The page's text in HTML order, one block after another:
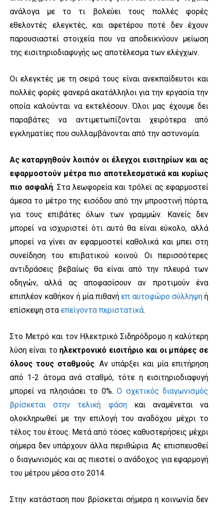
ανάλογα με το τι βολεύει τους πολλές φορές
εθελοντές ελεγκτές, και αφετέρου ποτέ δεν έχουν
παρουσιαστεί στοιχεία που να αποδεικνύουν μείωση
της εισιτηριοδιαφυγής ως αποτέλεσμα των ελέγχων.
Οι ελεγκτές με τη σειρά τους είναι ανεκπαίδευτοι και
πολλές φορές φανερά ακατάλληλοι για την εργασία την
οποία καλούνται να εκτελέσουν. Όλοι μας έχουμε δει
παραβάτες να αντιμετωπίζονται χειρότερα από
εγκληματίες που συλλαμβάνονται από την αστυνομία.
Ας καταργηθούν λοιπόν οι έλεγχοι εισιτηρίων και ας
εφαρμοστούν μέτρα πιο αποτελεσματικά και κυρίως
πιο ασφαλή. Στα λεωφορεία και τρόλεϊ ας εφαρμοστεί
άμεσα το μέτρο της εισόδου από την μπροστινή πόρτα,
για τους επιβάτες όλων των γραμμών. Κανείς δεν
μπορεί να ισχυριστεί ότι αυτό θα είναι εύκολο, αλλά
μπορεί να γίνει αν εφαρμοστεί καθολικά και μπει στη
συνείδηση του επιβατικού κοινού. Οι περισσότερες
αντιδράσεις βεβαίως θα είναι από την πλευρά των
οδηγών, αλλά ας αποφασίσουν αν προτιμούν ένα
επιπλέον καθήκον ή μία πιθανήεπ αυτοφώρο σύλληψηή
επίσκεψη σταεπείγοντα περιστατικά.
Στο Μετρό και τον Ηλεκτρικό Σιδηρόδρομο η καλύτερη
λύση είναι το ηλεκτρονικό εισιτήριο και οι μπάρες σε
όλους τους σταθμούς. Αν υπάρξει και μία επιτήρηση
από 1-2 άτομα ανά σταθμό, τότε η εισιτηριοδιαφυγή
μπορεί να πλησιάσει το 0%.Ο σχετικός διαγωνισμός
βρίσκεται στην τελική φάσηκαι αναμένεται να
ολοκληρωθεί με την επιλογή του αναδόχου μέχρι το
τέλος του έτους. Μετά από τόσες καθυστερήσεις μέχρι
σήμερα δεν υπάρχουν άλλα περιθώρια. Ας επισπευσθεί
ο διαγωνισμός και ας πιεστεί ο ανάδοχος για εφαρμογή
του μέτρου μέσα στο 2014.
Στην κατάσταση που βρίσκεται σήμερα η κοινωνία δεν